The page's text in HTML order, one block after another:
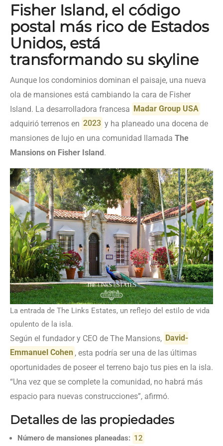
Fisher Island, el código
postal más rico de Estados
Unidos, está
transformando su skyline
Aunque los condominios dominan el paisaje, una nueva
ola de mansiones está cambiando la cara de Fisher
Island. La desarrolladora francesa Madar Group USA
adquirió terrenos en 2023 y ha planeado una docena de
mansiones de lujo en una comunidad llamada The
Mansions on Fisher Island.
La entrada de The Links Estates, un reflejo del estilo de vida
opulento de la isla.
Según el fundador y CEO de The Mansions, David-
Emmanuel Cohen , esta podría ser una de las últimas
oportunidades de poseer el terreno bajo tus pies en la isla.
“Una vez que se complete la comunidad, no habrá más
espacio para nuevas construcciones”, afirmó.
Detalles de las propiedades
Número de mansiones planeadas: 12